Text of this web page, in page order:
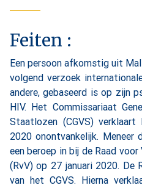
Feiten :
Een persoon afkomstig uit
volgend verzoek
andere, gebaseerd is op zijn
HIV. Het Commissariaat
Staatlozen (CGVS)
2020 onontvankelijk.
een beroep in bij de Raad
(RvV) op 27 januari 2020. De
van het CGVS. Hierna